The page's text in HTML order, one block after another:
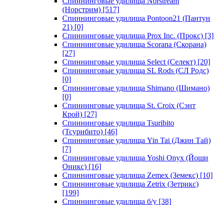
(Норстрим) [517]
Спиннинговые удилища Pontoon21 (Пантун
21) [0]
Спиннинговые удилища Prox Inc. (Прокс) [3]
Спиннинговые удилища Scorana (Скорана)
[27]
Спиннинговые удилища Select (Селект) [20]
Спиннинговые удилища SL Rods (СЛ Родс)
[0]
Спиннинговые удилища Shimano (Шимано)
[0]
Спиннинговые удилища St. Croix (Сэнт
Крой) [27]
Спиннинговые удилища Tsuribito
(Тсурибито) [46]
Спиннинговые удилища Yin Tai (Джин Тай)
[7]
Спиннинговые удилища Yoshi Onyx (Йоши
Оникс) [16]
Спиннинговые удилища Zemex (Земекс) [10]
Спиннинговые удилища Zetrix (Зетрикс)
[199]
Спиннинговые удилища б/у [38]